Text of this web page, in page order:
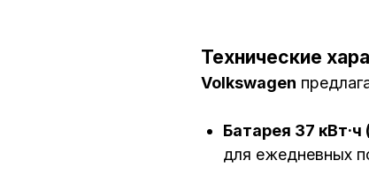
Технические
Volkswagen
Батарея 37 кВт·ч
для ежедневных